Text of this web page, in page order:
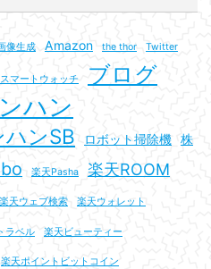
像生成 Amazon the thor Twitter
スマートウォッチ ブログ
ハン
ハンSB ロボット掃除機 株
楽天Pasha 楽天ROOM
楽天ウェブ検索 楽天ウォレット
ラベル 楽天ビューティー
楽天ポイントビットコイン